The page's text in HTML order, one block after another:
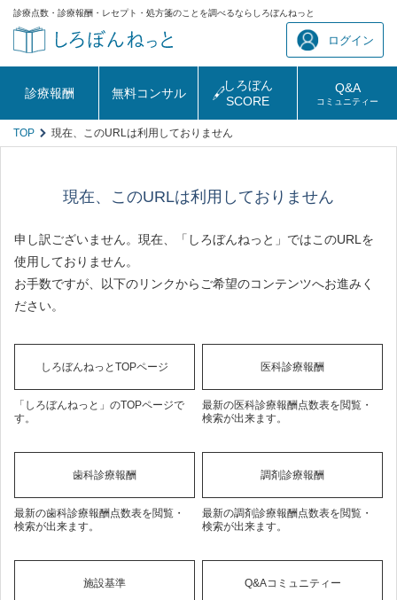
診療点数・診療報酬・レセプト・処方箋のことを調べるならしろぼんねっと
ログイン
診療報酬 無料コンサル
しろぼん
SCORE
Q&A
コミュニティー
TOP 現在、このURLは利用しておりません
現在、このURLは利用しておりません
申し訳ございません。現在、「しろぼんねっと」ではこのURLを
使用しておりません。
お手数ですが、以下のリンクからご希望のコンテンツへお進みく
ださい。
しろぼんねっとTOPページ
「しろぼんねっと」のTOPページで
す。
医科診療報酬
最新の医科診療報酬点数表を閲覧・
検索が出来ます。
歯科診療報酬
最新の歯科診療報酬点数表を閲覧・
検索が出来ます。
調剤診療報酬
最新の調剤診療報酬点数表を閲覧・
検索が出来ます。
施設基準 Q&Aコミュニティー